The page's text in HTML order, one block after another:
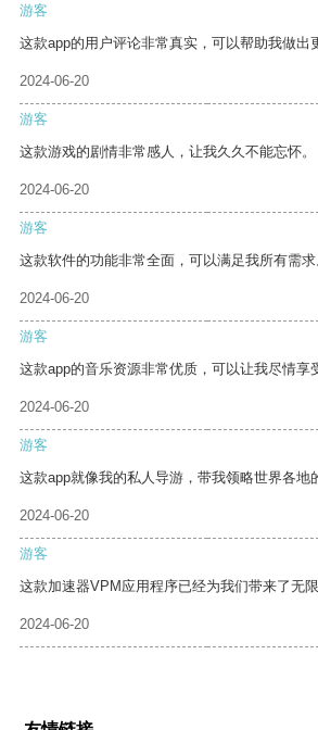
游客
这款app的用户评论非常真实，可以帮助我做出
2024-06-20
游客
这款游戏的剧情非常感人，让我久久不能忘怀。
2024-06-20
游客
这款软件的功能非常全面，可以满足我所有需求
2024-06-20
游客
这款app的音乐资源非常优质，可以让我尽情享
2024-06-20
游客
这款app就像我的私人导游，带我领略世界各地
2024-06-20
游客
这款加速器VPM应用程序已经为我们带来了无限
2024-06-20